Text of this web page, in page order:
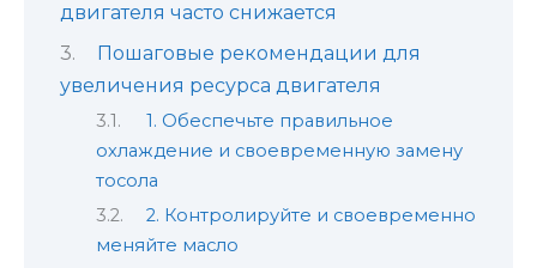
двигателя часто снижается
Пошаговые рекомендации для
увеличения ресурса двигателя
1. Обеспечьте правильное
охлаждение и своевременную замену
тосола
2. Контролируйте и своевременно
меняйте масло